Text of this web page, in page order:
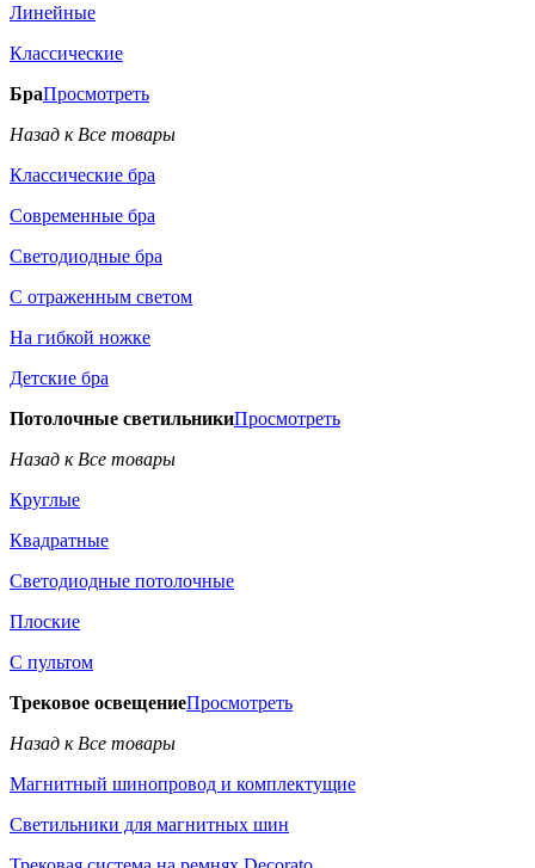
Линейные
Классические
БраПросмотреть
Назад к Все товары
Классические бра
Современные бра
Светодиодные бра
С отраженным светом
На гибкой ножке
Детские бра
Потолочные светильникиПросмотреть
Назад к Все товары
Круглые
Квадратные
Светодиодные потолочные
Плоские
С пультом
Трековое освещениеПросмотреть
Назад к Все товары
Магнитный шинопровод и комплектущие
Светильники для магнитных шин